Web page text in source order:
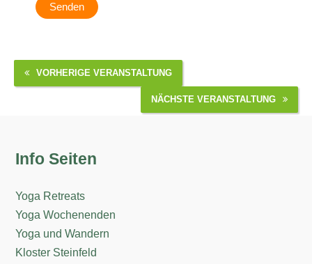
VORHERIGE VERANSTALTUNG
NÄCHSTE VERANSTALTUNG
Info Seiten
Yoga Retreats
Yoga Wochenenden
Yoga und Wandern
Kloster Steinfeld